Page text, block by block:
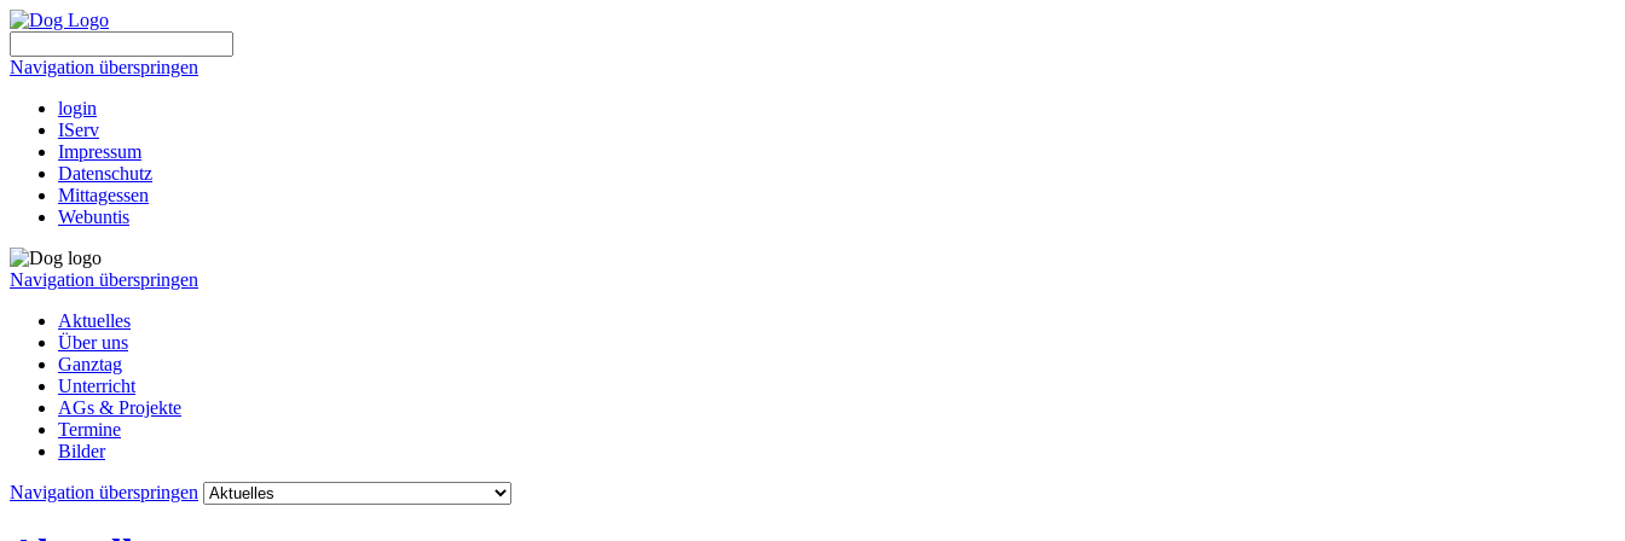
Navigation überspringen
login
IServ
Impressum
Datenschutz
Mittagessen
Webuntis
Navigation überspringen
Aktuelles
Über uns
Ganztag
Unterricht
AGs & Projekte
Termine
Bilder
Navigation überspringen